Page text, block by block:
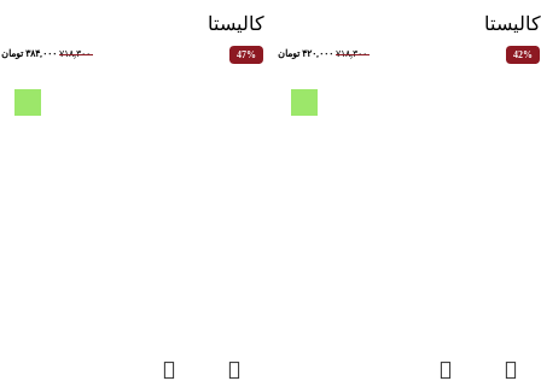
کالیستا
42% ۷۱۸,۳۰۰ ۴۲۰,۰۰۰ تومان
کالیستا
47% ۷۱۸,۳۰۰ ۳۸۴,۰۰۰ تومان